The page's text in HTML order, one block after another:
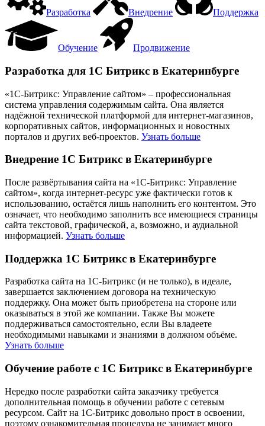
Разработка Внедрение Поддержка
Обучение Продвижение
Разработка для 1С Битрикс в Екатеринбурге
«1С-Битрикс: Управление сайтом» – профессиональная
система управления содержимым сайта. Она является
надёжной технической платформой для интернет-магазинов,
корпоративных сайтов, информационных и новостных
порталов и других веб-проектов. Узнать больше
Внедрение 1С Битрикс в Екатеринбурге
После развёртывания сайта на «1С-Битрикс: Управление
сайтом», когда интернет-ресурс уже фактически готов к
использованию, остаётся лишь наполнить его контентом. Это
означает, что необходимо заполнить все имеющиеся страницы
сайта текстовой, графической, а, возможно, и аудиальной
информацией. Узнать больше
Поддержка 1С Битрикс в Екатеринбурге
Разработка сайта на 1С-Битрикс (и не только), в идеале,
завершается заключением договора на техническую
поддержку. Она может быть приобретена на стороне или
оказываться в этой же компании. Также Вы можете
поддерживаться самостоятельно, если Вы владеете
необходимыми навыками и знаниями в должном объёме.
Узнать больше
Обучение работе с 1С Битрикс в Екатеринбурге
Нередко после разработки сайта заказчику требуется
дополнительная помощь в обучении работе с сетевым
ресурсом. Сайт на 1С-Битрикс довольно прост в освоении,
поэтому ознакомительная процедура не занимает много